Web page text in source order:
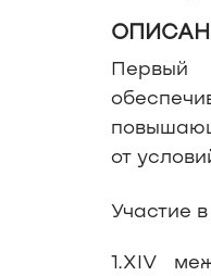
Первый
от
Участие в
1.XIV